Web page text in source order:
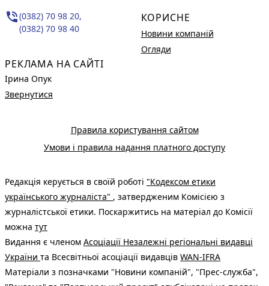
phone_in_talk(0382) 70 98 20,
(0382) 70 98 40
РЕКЛАМА НА САЙТІ
Ірина Опук
Звернутися
КОРИСНЕ
Новини компаній
Огляди
Правила користування сайтом
Умови і правила надання платного доступу
Редакція керується в своїй роботі "Кодексом етики
українського журналіста" , затвердженим Комісією з
журналістської етики. Поскаржитись на матеріал до Комісії
можна тут
Видання є членом Асоціації Незалежні регіональні видавці
України та Всесвітньої асоціації видавців WAN-IFRA
Матеріали з позначками "Новини компаній", "Прес-служба",